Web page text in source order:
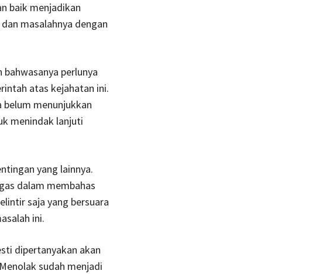
baik menjadikan
masalahnya dengan
perlunya
atas kejahatan ini.
menunjukkan
menindak lanjuti
yang lainnya.
dalam membahas
saja yang bersuara
ini.
dipertanyakan akan
sudah menjadi